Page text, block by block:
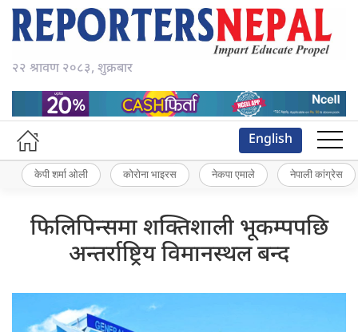
२२ श्रावण २०८३, शुक्रबार
English
केपी शर्मा ओली कोरोना भाइरस नेकपा एमाले नेपाली कांग्रेस
फिलिपिन्समा शक्तिशाली भूकम्पपछि
अन्तर्राष्ट्रिय विमानस्थल बन्द